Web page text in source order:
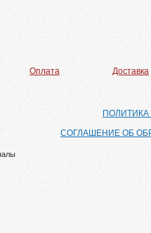
Оплата Доставка
СОГЛАШЕНИЕ ОБ